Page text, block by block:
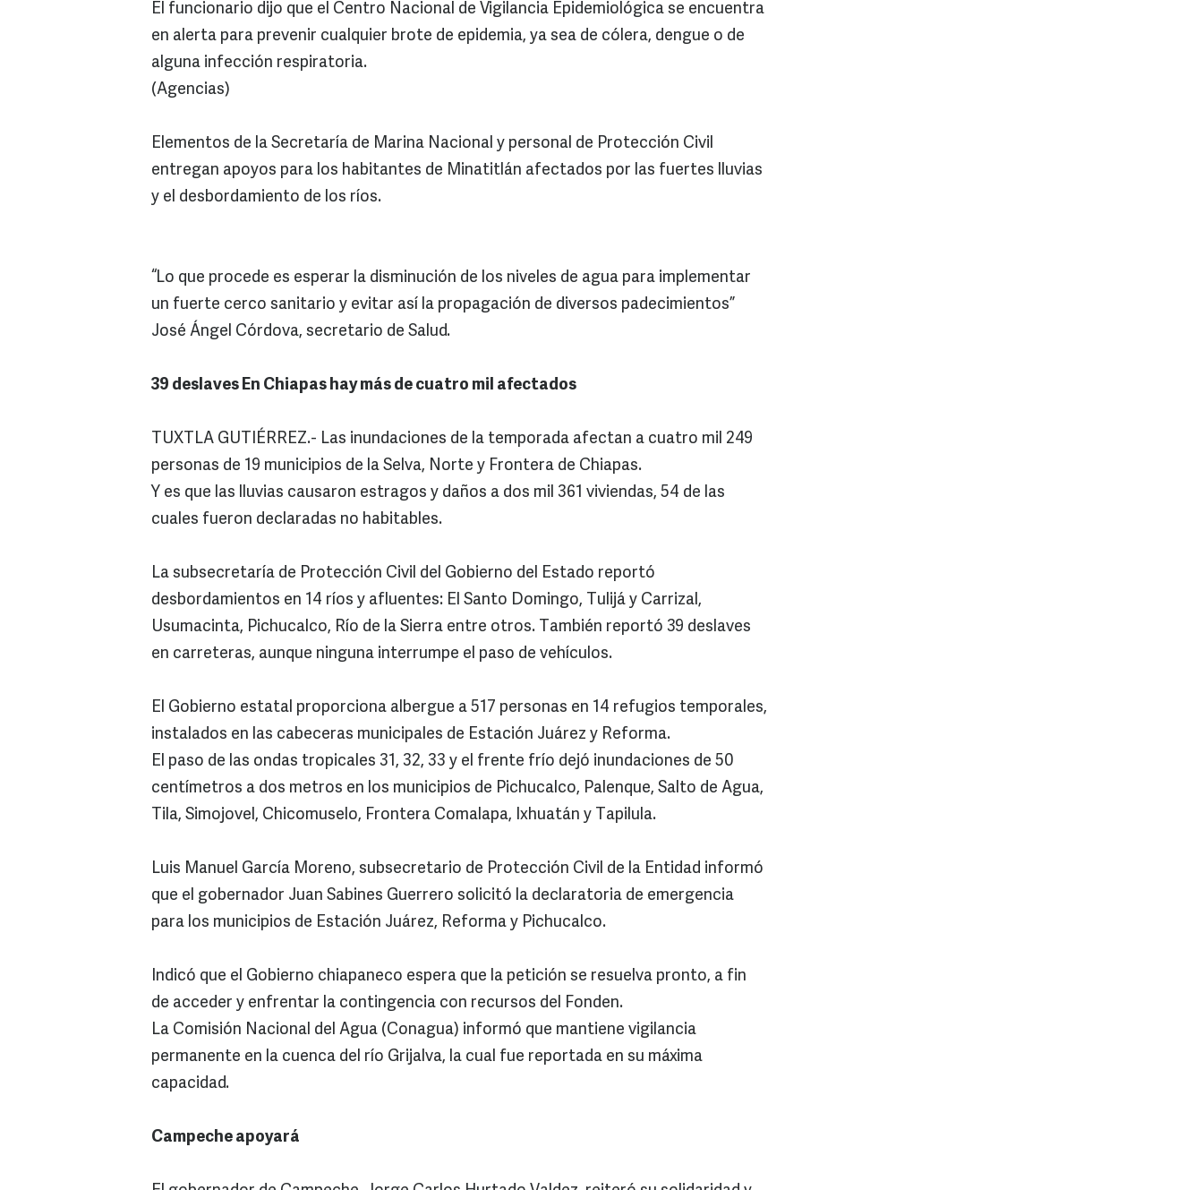
El funcionario dijo que el Centro Nacional de Vigilancia Epidemiológica se encuentra
en alerta para prevenir cualquier brote de epidemia, ya sea de cólera, dengue o de
alguna infección respiratoria.
(Agencias)
Elementos de la Secretaría de Marina Nacional y personal de Protección Civil
entregan apoyos para los habitantes de Minatitlán afectados por las fuertes lluvias
y el desbordamiento de los ríos.
“Lo que procede es esperar la disminución de los niveles de agua para implementar
un fuerte cerco sanitario y evitar así la propagación de diversos padecimientos”
José Ángel Córdova, secretario de Salud.
39 deslaves En Chiapas hay más de cuatro mil afectados
TUXTLA GUTIÉRREZ.- Las inundaciones de la temporada afectan a cuatro mil 249
personas de 19 municipios de la Selva, Norte y Frontera de Chiapas.
Y es que las lluvias causaron estragos y daños a dos mil 361 viviendas, 54 de las
cuales fueron declaradas no habitables.
La subsecretaría de Protección Civil del Gobierno del Estado reportó
desbordamientos en 14 ríos y afluentes: El Santo Domingo, Tulijá y Carrizal,
Usumacinta, Pichucalco, Río de la Sierra entre otros. También reportó 39 deslaves
en carreteras, aunque ninguna interrumpe el paso de vehículos.
El Gobierno estatal proporciona albergue a 517 personas en 14 refugios temporales,
instalados en las cabeceras municipales de Estación Juárez y Reforma.
El paso de las ondas tropicales 31, 32, 33 y el frente frío dejó inundaciones de 50
centímetros a dos metros en los municipios de Pichucalco, Palenque, Salto de Agua,
Tila, Simojovel, Chicomuselo, Frontera Comalapa, Ixhuatán y Tapilula.
Luis Manuel García Moreno, subsecretario de Protección Civil de la Entidad informó
que el gobernador Juan Sabines Guerrero solicitó la declaratoria de emergencia
para los municipios de Estación Juárez, Reforma y Pichucalco.
Indicó que el Gobierno chiapaneco espera que la petición se resuelva pronto, a fin
de acceder y enfrentar la contingencia con recursos del Fonden.
La Comisión Nacional del Agua (Conagua) informó que mantiene vigilancia
permanente en la cuenca del río Grijalva, la cual fue reportada en su máxima
capacidad.
Campeche apoyará